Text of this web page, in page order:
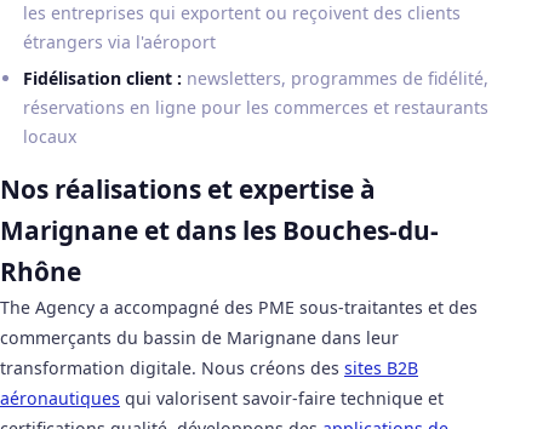
les entreprises qui exportent ou reçoivent des clients
étrangers via l'aéroport
Fidélisation client : newsletters, programmes de fidélité,
réservations en ligne pour les commerces et restaurants
locaux
Nos réalisations et expertise à
Marignane et dans les Bouches-du-
Rhône
The Agency a accompagné des PME sous-traitantes et des
commerçants du bassin de Marignane dans leur
transformation digitale. Nous créons des sites B2B
aéronautiques qui valorisent savoir-faire technique et